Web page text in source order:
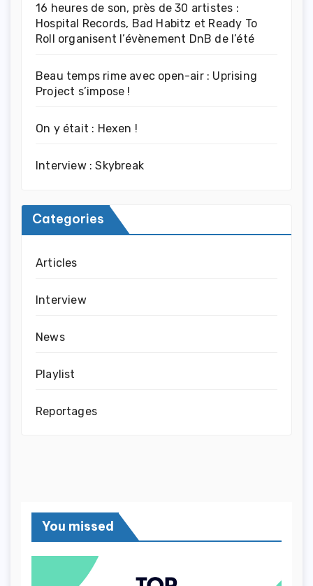
16 heures de son, près de 30 artistes :
Hospital Records, Bad Habitz et Ready To
Roll organisent l’évènement DnB de l’été
Beau temps rime avec open-air : Uprising
Project s’impose !
On y était : Hexen !
Interview : Skybreak
Categories
Articles
Interview
News
Playlist
Reportages
You missed